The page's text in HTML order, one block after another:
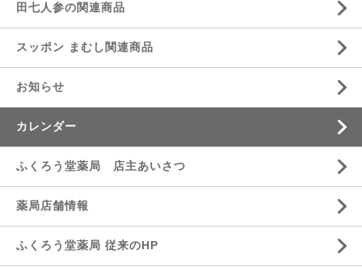
田七人参の関連商品
スッポン まむし関連商品
お知らせ
カレンダー
ふくろう堂薬局 店主あいさつ
薬局店舗情報
ふくろう堂薬局 従来のHP